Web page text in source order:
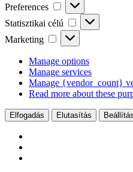
Preferences
Preferences
Statisztikai célú
Statisztikai
célú
Marketing
Marketing
Manage options
Manage services
Manage {vendor_count}
Read more about these
Elfogadás Elutasítás